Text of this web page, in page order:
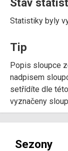
Statistiky byly
Tip
Popis sloupce
nadpisem
setřídíte dle
vyznačeny
Sezony